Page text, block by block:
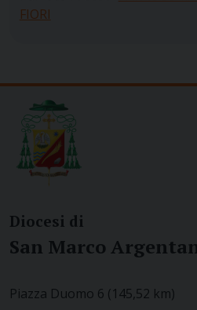
FIORI
Diocesi di
San Marco
Piazza Duomo 6 (145,52 km)